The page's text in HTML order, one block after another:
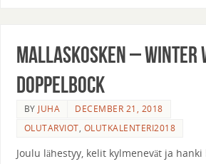
Mallaskosken – Winter
Doppelbock
BY JUHA
DECEMBER 21, 2018
OLUTARVIOT, OLUTKALENTERI2018
Joulu lähestyy, kelit kylmenevät ja hanki